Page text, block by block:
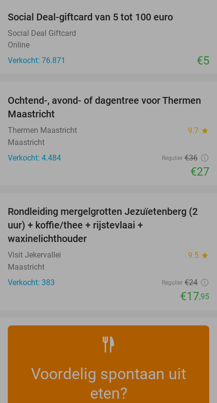
Social Deal-giftcard van 5 tot 100 euro
Social Deal Giftcard
Online
Verkocht: 76.871
€5
25%
Ochtend-, avond- of dagentree voor Thermen
Maastricht
Thermen Maastricht 9.7 star
Maastricht
Verkocht: 4.484
Regulier €36
€27
25%
Rondleiding mergelgrotten Jezuïetenberg (2
uur) + koffie/thee + rijstevlaai +
waxinelichthouder
Visit Jekervallei 9.5 star
Maastricht
Verkocht: 383
Regulier €24
€17,95
Voordelig spontaan uit
eten?